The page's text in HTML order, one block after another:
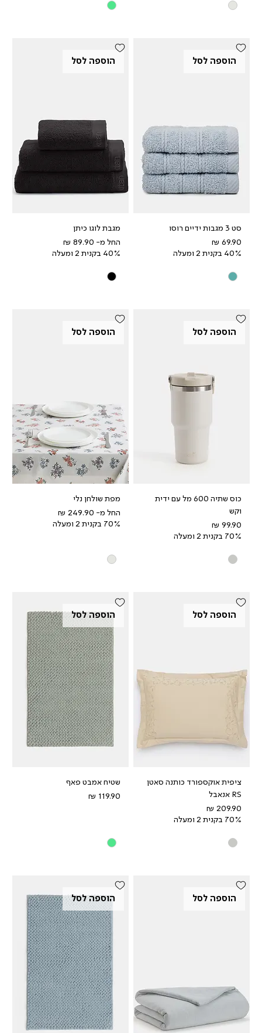
הוספה לסל
סט 3 מגבות ידיים רוסו
מחיר
40% בקנית 2 ומעלה
הוספה לסל
מגבת לוגו כיתן
החל מ-
מחיר מבצע
40% בקנית 2 ומעלה
הוספה לסל
כוס שתיה 600 מל עם ידית
וקש
מחיר
70% בקנית 2 ומעלה
הוספה לסל
מפת שולחן נלי
החל מ-
מחיר מבצע
70% בקנית 2 ומעלה
הוספה לסל
ציפית אוקספורד כותנה סאטן
RS אנאבל
מחיר
70% בקנית 2 ומעלה
הוספה לסל
שטיח אמבט פאף
מחיר
הוספה לסל הוספה לסל